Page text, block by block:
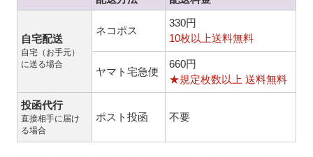
自宅配送
自宅（お手元）
に送る場合
ネコポス
330円
10枚以上送料無料
ヤマト宅急便
660円
★規定枚数以上 送料無料
投函代行
直接相手に届け
る場合
ポスト投函 不要